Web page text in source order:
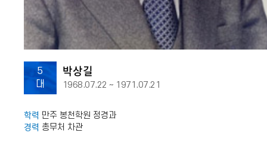
5
대
박상길
1968.07.22 ~ 1971.07.21
학력 만주 봉천학원 정경과
경력 총무처 차관